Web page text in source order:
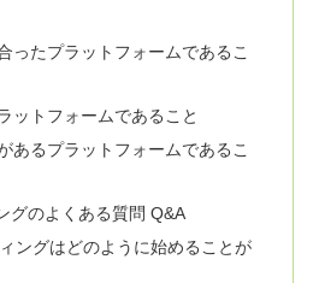
ったプラットフォームであるこ
ットフォームであること
あるプラットフォームであるこ
グのよくある質問 Q&A
ングはどのように始めることが